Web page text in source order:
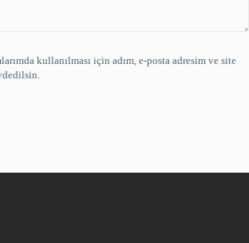
kullanılması için adım, e-posta adresim ve site